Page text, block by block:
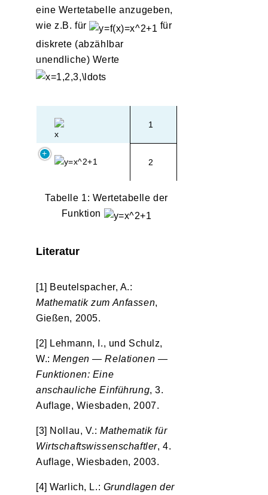
eine Wertetabelle anzugeben,
wie z.B. für
für
diskrete (abzählbar
unendliche) Werte
1
2
Tabelle 1: Wertetabelle der
Funktion
Literatur
[1] Beutelspacher, A.:
Mathematik zum Anfassen,
Gießen, 2005.
[2] Lehmann, I., und Schulz,
W.:Mengen — Relationen —
Funktionen: Eine
anschauliche Einführung, 3.
Auflage, Wiesbaden, 2007.
[3] Nollau, V.:Mathematik für
Wirtschaftswissenschaftler, 4.
Auflage, Wiesbaden, 2003.
[4] Warlich, L.: Grundlagen der